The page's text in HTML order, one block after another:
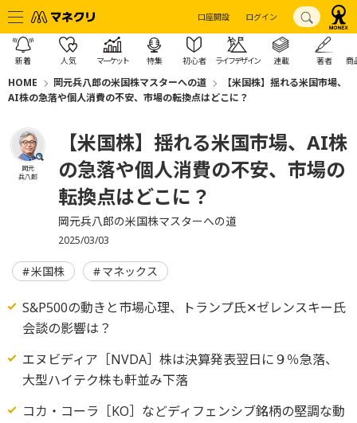
口座開設 ログイン
新着 人気 マーケット 特集 初心者 ライフデザイン 連載 著者 商
HOME 岡元兵八郎の米国株マスターへの道
【米国株】揺れる米国市場、
AI株の急落や個人消費の不安、市場の転換点はどこに？
岡元
兵八郎
【米国株】揺れる米国市場、AI株
の急落や個人消費の不安、市場の
転換点はどこに？
岡元兵八郎の米国株マスターへの道
2025/03/03
米国株 マネックス
S&P500の動きと市場心理、トランプ氏✕ゼレンスキー氏
会談の影響は？
エヌビディア［NVDA］株は決算発表翌日に９％急落、
大型ハイテク株も軒並み下落
コカ・コーラ［KO］などディフェンシブ銘柄の堅調な動